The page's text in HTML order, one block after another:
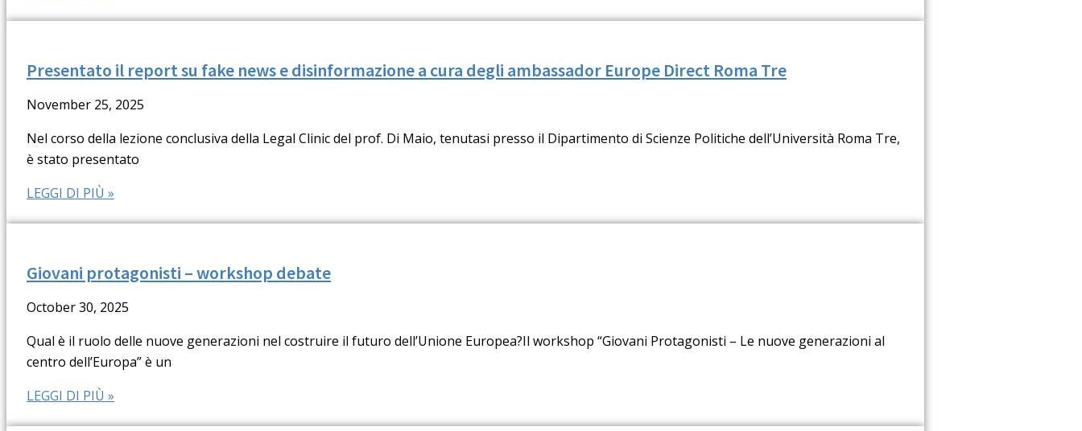
Presentato il report su fake news e disinformazione a cura degli ambassador Europe Direct Roma Tre
November 25, 2025
Nel corso della lezione conclusiva della Legal Clinic del prof. Di Maio, tenutasi presso il Dipartimento di Scienze Politiche dell’Università Roma Tre,
è stato presentato
LEGGI DI PIÙ »
Giovani protagonisti – workshop debate
October 30, 2025
Qual è il ruolo delle nuove generazioni nel costruire il futuro dell’Unione Europea?Il workshop “Giovani Protagonisti – Le nuove generazioni al
centro dell’Europa” è un
LEGGI DI PIÙ »